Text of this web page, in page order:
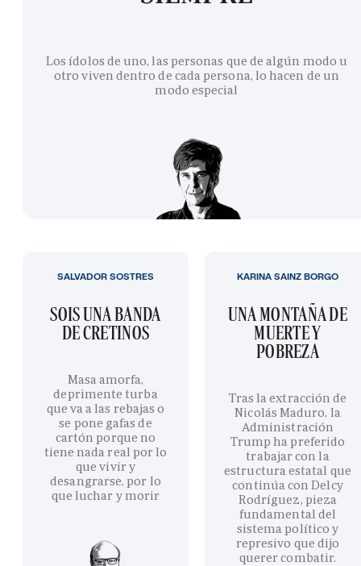
Los ídolos de uno, las personas que de algún modo u
otro viven dentro de cada persona, lo hacen de un
modo especial
SOIS UNA BANDA
DE CRETINOS
Masa amorfa,
deprimente turba
que va a las rebajas o
se pone gafas de
cartón porque no
tiene nada real por lo
que vivir y
desangrarse, por lo
que luchar y morir
SALVADOR SOSTRES
UNA MONTAÑA DE
MUERTE Y
POBREZA
Tras la extracción de
Nicolás Maduro, la
Administración
Trump ha preferido
trabajar con la
estructura estatal que
continúa con Delcy
Rodríguez, pieza
fundamental del
sistema político y
represivo que dijo
querer combatir.
KARINA SAINZ BORGO